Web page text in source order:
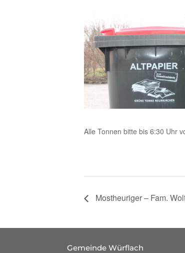
Alle Tonnen bitte bis 6:30 Uhr
Mostheuriger – Fam.
Gemeinde Würflach